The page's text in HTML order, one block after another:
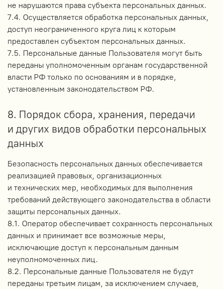
не нарушаются права субъекта персональных данных.
7.4. Осуществляется обработка персональных данных,
доступ неограниченного круга лиц к которым
предоставлен субъектом персональных данных.
7.5. Персональные данные Пользователя могут быть
переданы уполномоченным органам государственной
власти РФ только по основаниям и в порядке,
установленным законодательством РФ.
8. Порядок сбора, хранения, передачи
и других видов обработки персональных
данных
Безопасность персональных данных обеспечивается
реализацией правовых, организационных
и технических мер, необходимых для выполнения
требований действующего законодательства в области
защиты персональных данных.
8.1. Оператор обеспечивает сохранность персональных
данных и принимает все возможные меры,
исключающие доступ к персональным данным
неуполномоченных лиц.
8.2. Персональные данные Пользователя не будут
переданы третьим лицам, за исключением случаев,